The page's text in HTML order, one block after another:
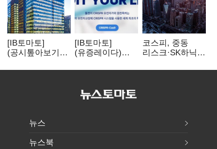
[IB토마토]
(공시톺아보기)
바로 매출로
[IB토마토]
(유증레이다)
3분의 1 토막…
비용부터 챙긴다
코스피, 중동
리스크·SK하닉
뒷걸음
뉴스
뉴스북